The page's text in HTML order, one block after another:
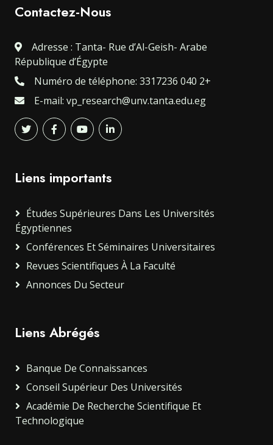
Contactez-Nous
Adresse : Tanta- Rue d’Al-Geish- Arabe
République d’Égypte
Numéro de téléphone: 3317236 040 2+
E-mail: vp_research@unv.tanta.edu.eg
Liens importants
Études Supérieures Dans Les Universités
Égyptiennes
Conférences Et Séminaires Universitaires
Revues Scientifiques À La Faculté
Annonces Du Secteur
Liens Abrégés
Banque De Connaissances
Conseil Supérieur Des Universités
Académie De Recherche Scientifique Et
Technologique